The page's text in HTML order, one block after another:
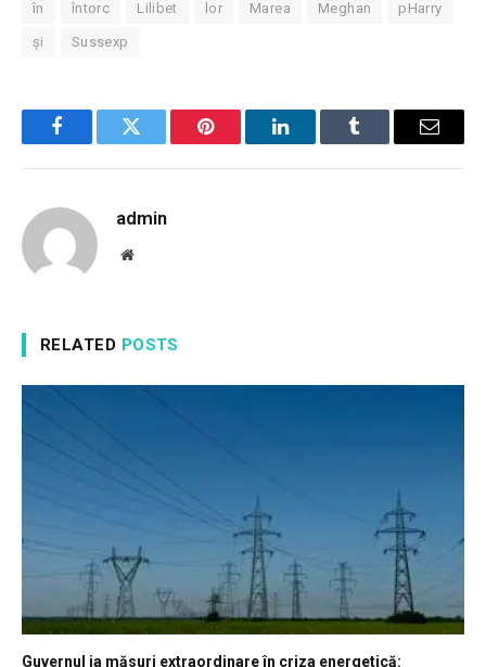
în întorc Lilibet lor Marea Meghan pHarry
și Sussexp
FacebookTwitter Pinterest LinkedInTumblr Email
admin
Website
RELATED POSTS
Guvernul ia măsuri extraordinare în criza energetică: